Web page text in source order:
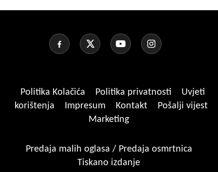
Politika Kolačića Politika privatnosti
Uvjeti
korištenja
Impresum Kontakt
Pošalji vijest
Marketing
Predaja malih oglasa / Predaja osmrtnica
Tiskano izdanje